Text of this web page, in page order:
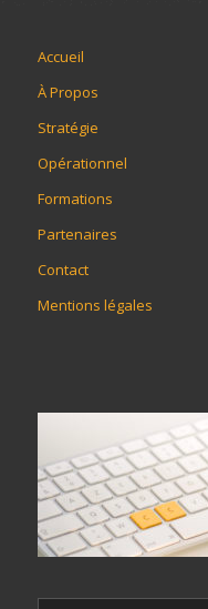
Accueil
À Propos
Stratégie
Opérationnel
Formations
Partenaires
Contact
Mentions légales